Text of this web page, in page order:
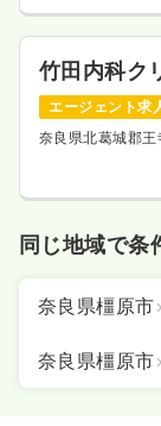
竹田内科ク
エージェント求
奈良県北葛城郡
同じ地域で条
奈良県橿原市
奈良県橿原市